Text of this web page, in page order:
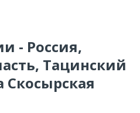
- Россия,
Тацинский
Скосырская